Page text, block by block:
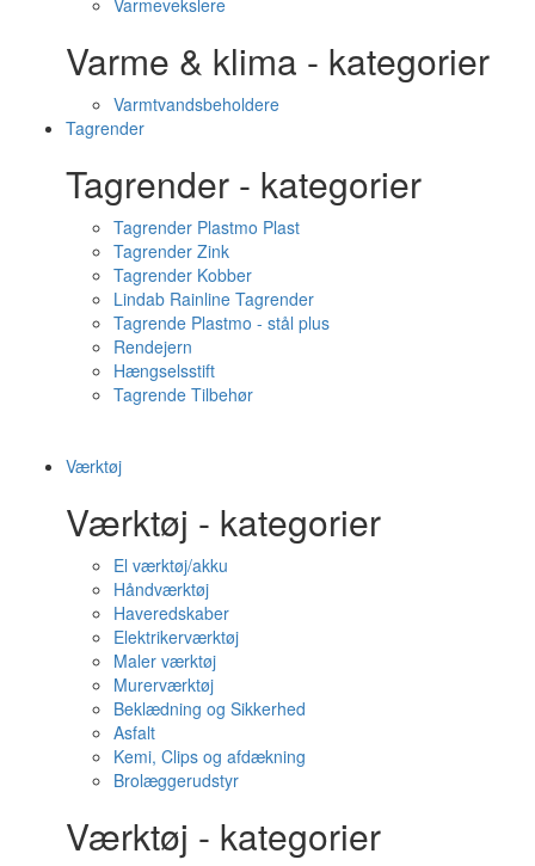
Varmevekslere
Varme & klima - kategorier
Varmtvandsbeholdere
Tagrender
Tagrender - kategorier
Tagrender Plastmo Plast
Tagrender Zink
Tagrender Kobber
Lindab Rainline Tagrender
Tagrende Plastmo - stål plus
Rendejern
Hængselsstift
Tagrende Tilbehør
Værktøj
Værktøj - kategorier
El værktøj/akku
Håndværktøj
Haveredskaber
Elektrikerværktøj
Maler værktøj
Murerværktøj
Beklædning og Sikkerhed
Asfalt
Kemi, Clips og afdækning
Brolæggerudstyr
Værktøj - kategorier